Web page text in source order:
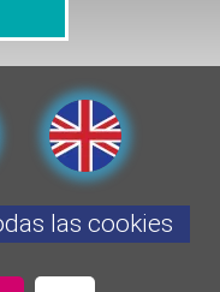
las cookies